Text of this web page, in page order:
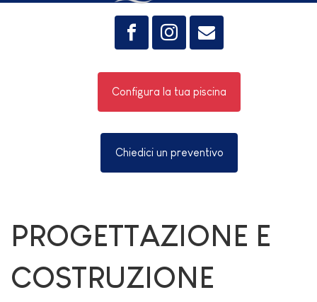
Configura la tua piscina
Chiedici un preventivo
PROGETTAZIONE E
COSTRUZIONE